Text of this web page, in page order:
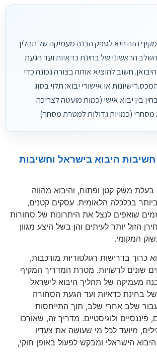
הזה היא לספק הבנה מעמיקה של תהליך
הראשוני של בחינת כדאיות ועד הגעת
חשוב להוציא אותה בצורה נכונה כדי
או אישורי יבוא: תלוי בסוג
בין יבוא אישי (כמות מועטה לצריכה
מסחרי (כמויות גדולות למטרת מסחר).
היבוא בישראל וחשיבות
משק קטן ופתוח, והיבוא מהווה
בכלכלה הלאומית. עסקים קטנים,
שואפים לנצל את היתרונות של סחורות
הזול יותר לעיתים והן בשל היצע מגוון
המקומי.
כרוך בדרישות רגולטוריות מורכבות,
שונים לרשויות. מטרת המדריך המקיף
מעמיקה של תהליך היבוא לישראל
בחינת כדאיות ועד הגעת הסחורה
שלב אחרי שלב, תוך התייחסות
ולוגיסטיים. מדריך זה, שאורכו
על 6,000 מילים, מיועד לכל מי שעושה את צעדיו
הישראלי ומבקש לפעול באופן חוקי,